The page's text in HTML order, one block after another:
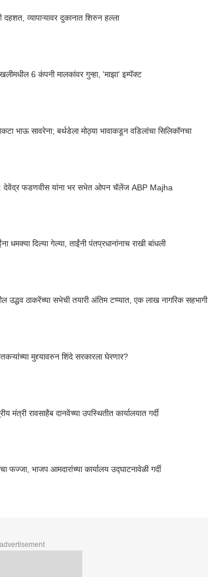
चिंचवडमध्ये कोयता गँगची दहशत, व्यापाऱ्यावर दुकानात शिरुन हल्ला
6 कंपनी मालकांवर गुन्हा, 'माझा' इम्पॅक्ट
भाऊ सावरेना; बर्थडेला मोठ्या भावाकडून वडिलांचा सिलिकॉनचा
फडणवीस यांना भर सभेत ओपन चॅलेंज ABP Majha
दिल्या गेल्या, ताईंनी पंतप्रधानांनाच राखी बांधली
ठाकरेंच्या सभेची तयारी अंतिम टप्प्यात, एक लाख नागरिक सहभागी
मुद्द्यावरुन शिंदे सरकारला घेरणार?
रावसाहैब दानवेंच्या उपस्थितीत कार्यालयात गर्दी
फज्जा, भाजप आमदारांच्या कार्यालय उद्घाटनावेळी गर्दी